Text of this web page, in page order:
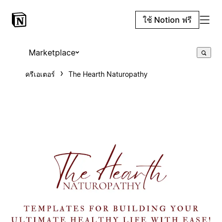
ใช้ Notion ฟรี
Marketplace
ครีเอเตอร์ The Hearth Naturopathy